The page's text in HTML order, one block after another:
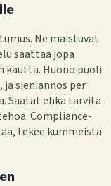
Ne maistuvat
saattaa jopa
kautta. Huono puoli:
sieniannos per
Saatat ehkä tarvita
Compliance-
tekee kummeista